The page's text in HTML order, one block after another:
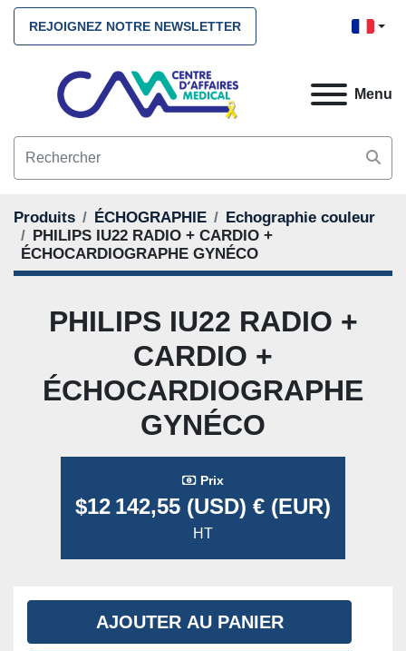
REJOIGNEZ NOTRE NEWSLETTER
Menu
Produits ÉCHOGRAPHIE
Echographie couleur
PHILIPS IU22 RADIO + CARDIO +
ÉCHOCARDIOGRAPHE GYNÉCO
PHILIPS IU22 RADIO +
CARDIO +
ÉCHOCARDIOGRAPHE
GYNÉCO
Prix
$12 142,55 (USD) € (EUR)
HT
AJOUTER AU PANIER